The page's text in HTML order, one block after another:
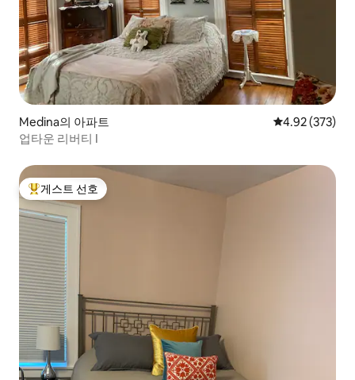
Medina의 아파트 평점 4.92점(5
4.92 (373)
업타운 리버티 I
상위 게스트 선호
게스트 선호